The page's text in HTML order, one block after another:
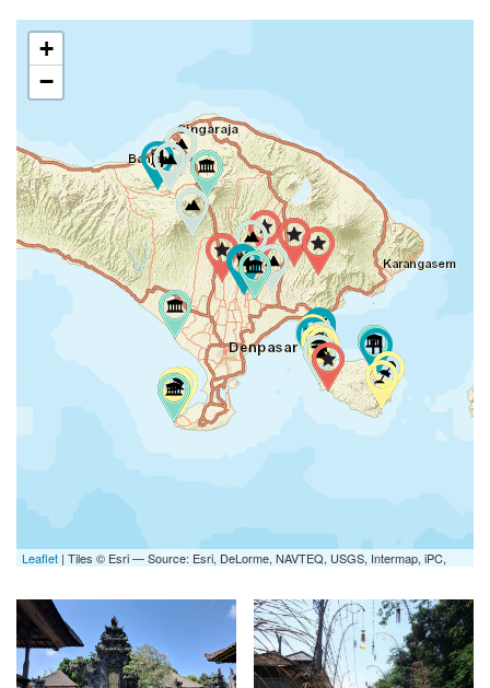
+
−
Leaflet | Tiles © Esri — Source: Esri, DeLorme, NAVTEQ, USGS, Intermap, iPC,